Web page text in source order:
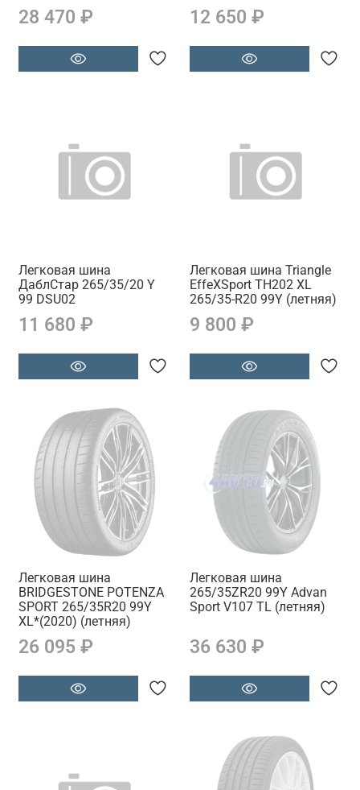
28 470 ₽ 12 650 ₽
Легковая шина
ДаблСтар 265/35/20 Y
99 DSU02
11 680 ₽
Легковая шина Triangle
EffeXSport TH202 XL
265/35-R20 99Y (летняя)
9 800 ₽
Легковая шина
BRIDGESTONE POTENZA
SPORT 265/35R20 99Y
XL*(2020) (летняя)
26 095 ₽
Легковая шина
265/35ZR20 99Y Advan
Sport V107 TL (летняя)
36 630 ₽